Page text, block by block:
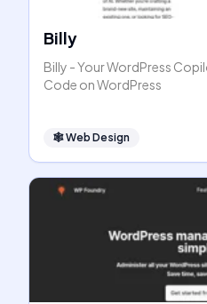
Billy
Billy - Your WordPress
Code on WordPress
🕸Web Design